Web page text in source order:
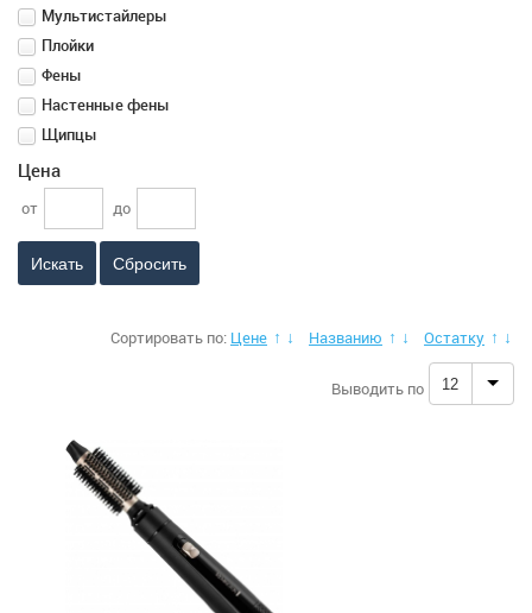
Мультистайлеры
Плойки
Фены
Настенные фены
Щипцы
Цена
от до
Сбросить
Сортировать по: Цене ↑ ↓ Названию ↑ ↓ Остатку ↑ ↓
Выводить по 12